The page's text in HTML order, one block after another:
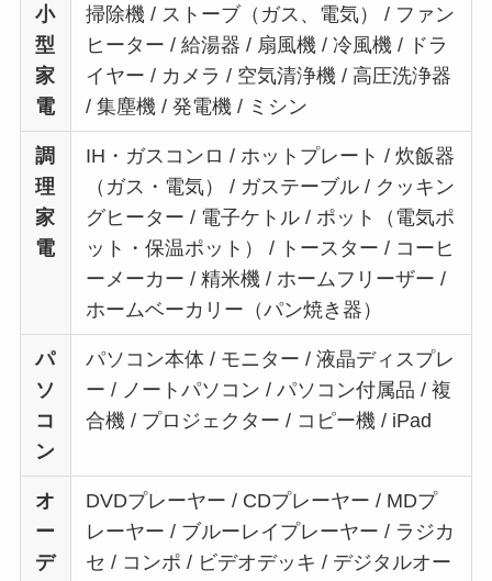
小
型
家
電
掃除機 / ストーブ（ガス、電気） / ファン
ヒーター / 給湯器 / 扇風機 / 冷風機 / ドラ
イヤー / カメラ / 空気清浄機 / 高圧洗浄器
/ 集塵機 / 発電機 / ミシン
調
理
家
電
IH・ガスコンロ / ホットプレート / 炊飯器
（ガス・電気） / ガステーブル / クッキン
グヒーター / 電子ケトル / ポット（電気ポ
ット・保温ポット） / トースター / コーヒ
ーメーカー / 精米機 / ホームフリーザー /
ホームベーカリー（パン焼き器）
パ
ソ
コ
ン
パソコン本体 / モニター / 液晶ディスプレ
ー / ノートパソコン / パソコン付属品 / 複
合機 / プロジェクター / コピー機 / iPad
オ
ー
デ
DVDプレーヤー / CDプレーヤー / MDプ
レーヤー / ブルーレイプレーヤー / ラジカ
セ / コンポ / ビデオデッキ / デジタルオー